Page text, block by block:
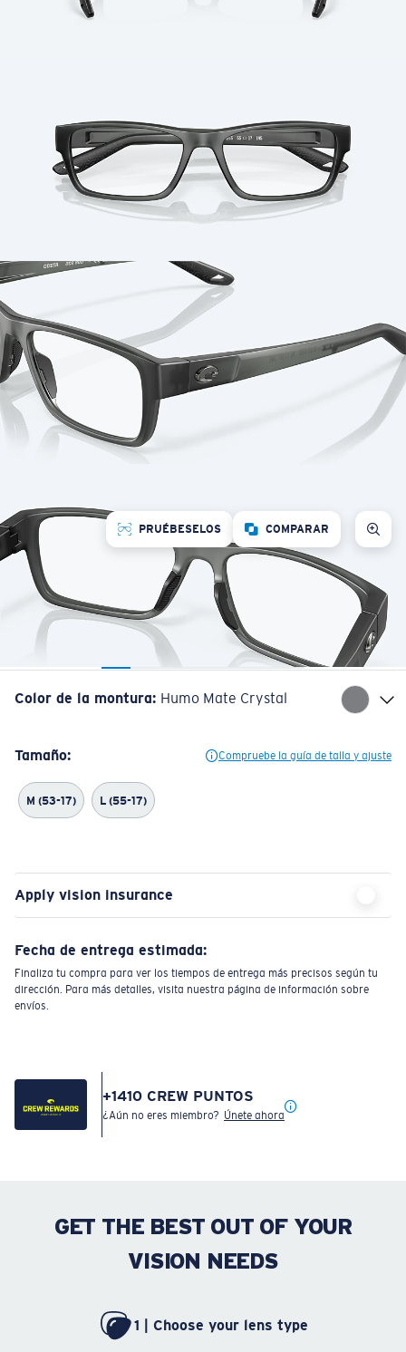
PRUÉBESELOS COMPARAR
Color de la montura: Humo Mate Crystal
Tamaño: Compruebe la guía de talla y ajuste
M (53-17) L (55-17)
Apply vision insurance
Fecha de entrega estimada:
Finaliza tu compra para ver los tiempos de entrega más precisos según tu
dirección. Para más detalles, visita nuestra página de información sobre
envíos.
+1410 CREW PUNTOS
¿Aún no eres miembro? Únete ahora
GET THE BEST OUT OF YOUR
VISION NEEDS
1 | Choose your lens type